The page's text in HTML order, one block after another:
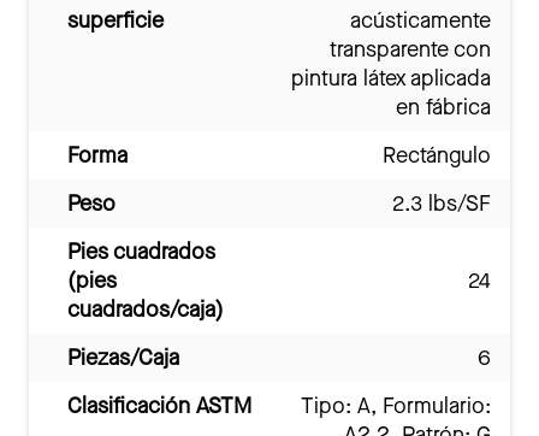
superficie
acústicamente
transparente con
pintura látex aplicada
en fábrica
Forma
Rectángulo
Peso
2.3 lbs/SF
Pies cuadrados
(pies
cuadrados/caja)
24
Piezas/Caja
6
Clasificación ASTM
Tipo: A, Formulario: